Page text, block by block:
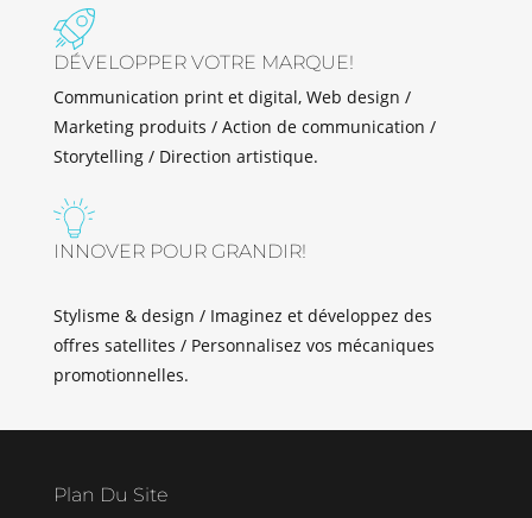
DÉVELOPPER VOTRE MARQUE!
Communication print et digital, Web design /
Marketing produits / Action de communication /
Storytelling / Direction artistique.
INNOVER POUR GRANDIR!
Stylisme & design / Imaginez et développez des
offres satellites / Personnalisez vos mécaniques
promotionnelles.
Plan Du Site